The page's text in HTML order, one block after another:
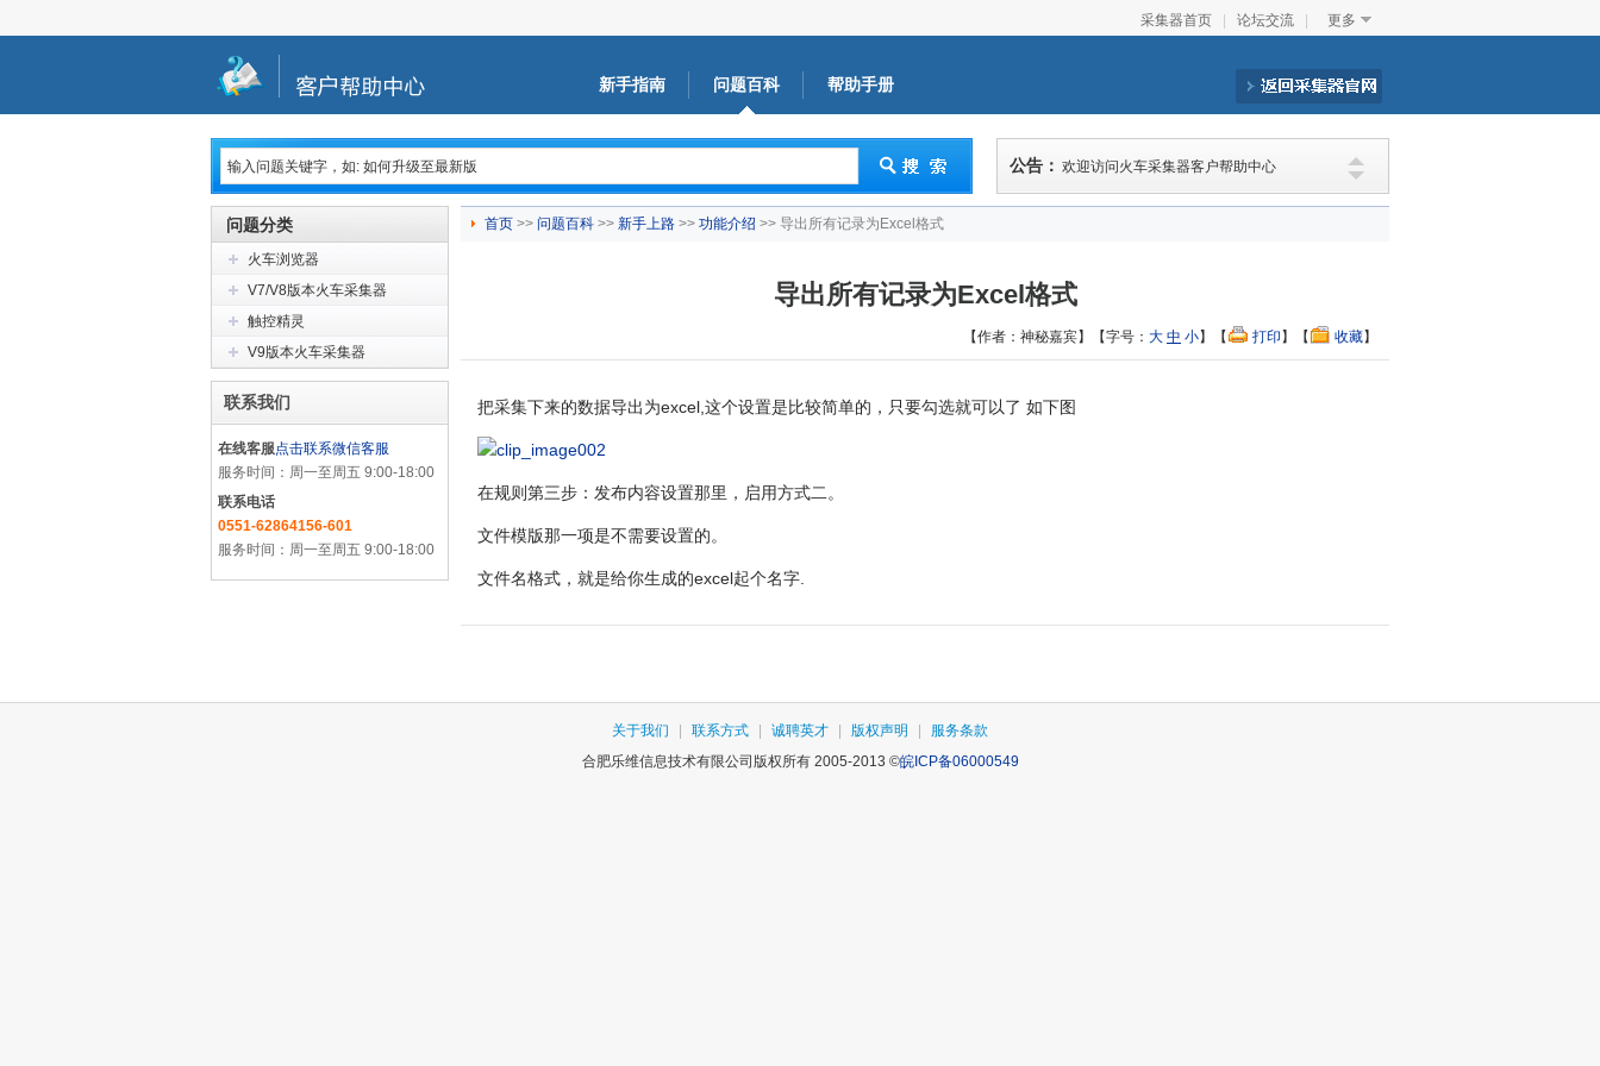
采集器首页 论坛交流 更多
新手指南 问题百科 帮助手册
公告： 欢迎访问火车采集器客户帮助中心
问题分类
火车浏览器
V7/V8版本火车采集器
触控精灵
V9版本火车采集器
联系我们
在线客服点击联系微信客服
服务时间：周一至周五 9:00-18:00
联系电话
0551-62864156-601
服务时间：周一至周五 9:00-18:00
首页 >> 问题百科 >> 新手上路 >> 功能介绍 >> 导出所有记录为Excel格式
导出所有记录为Excel格式
【作者：神秘嘉宾】【字号： 大 中 小】【 打印 】【 收藏】
把采集下来的数据导出为excel,这个设置是比较简单的，只要勾选就可以了 如下图
在规则第三步：发布内容设置那里，启用方式二。
文件模版那一项是不需要设置的。
文件名格式，就是给你生成的excel起个名字.
关于我们 联系方式 诚聘英才 版权声明
服务条款
合肥乐维信息技术有限公司版权所有 2005-2013 ©皖ICP备06000549